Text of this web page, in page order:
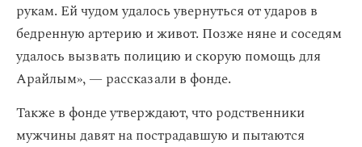
рукам. Ей чудом удалось увернуться от ударов в
бедренную артерию и живот. Позже няне и соседям
удалось вызвать полицию и скорую помощь для
Арайлым», — рассказали в фонде.
Также в фонде утверждают, что родственники
мужчины давят на пострадавшую и пытаются